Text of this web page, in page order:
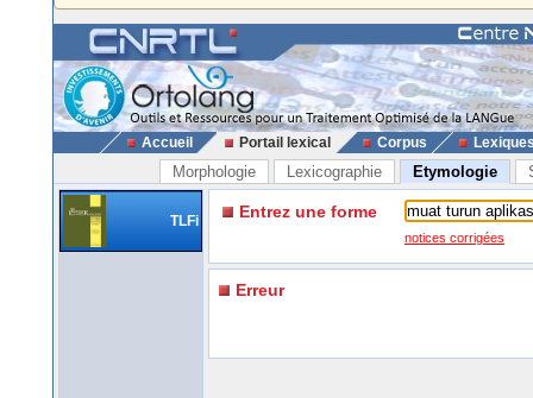
Accueil Portail lexical Corpus
Morphologie Lexicographie Etymologie
TLFi Entrez une forme
notices corrigées
Erreur